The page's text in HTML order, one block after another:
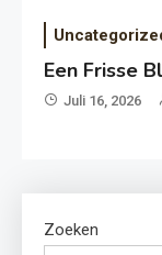
Een Frisse
Juli 16, 2026
Zoeken